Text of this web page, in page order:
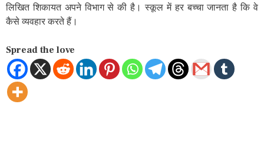
लिखित शिकायत अपने विभाग से की है। स्कूल में हर बच्चा जानता है कि वे
कैसे व्यवहार करते हैं।
Spread the love